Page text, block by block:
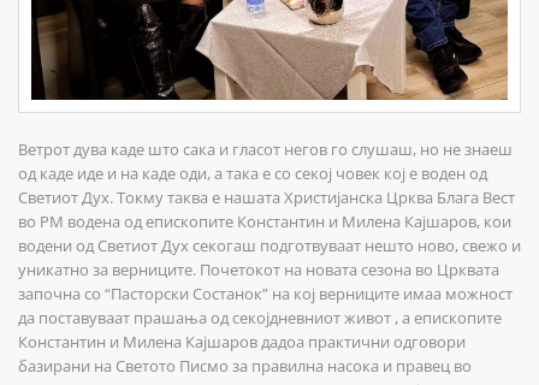
Ветрот дува каде што сака и гласот негов го слушаш, но не знаеш
од каде иде и на каде оди, а така е со секој човек кој е воден од
Светиот Дух. Токму таква е нашата Христијанска Црква Блага Вест
во РМ водена од епископите Константин и Милена Кајшаров, кои
водени од Светиот Дух секогаш подготвуваат нешто ново, свежо и
уникатно за верниците. Почетокот на новата сезона во Црквата
започна со “Пасторски Состанок” на кој верниците имаа можност
да поставуваат прашања одсекојдневниот живот , а епископите
Константин и Милена Кајшаров дадоа практични одговори
базирани на Светото Писмо за правилна насока и правец во